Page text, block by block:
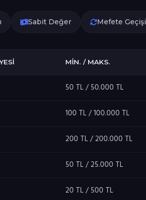
Sabit Değer Mefete Geçişi
MIN. / MAKS.
50 TL / 50.000 TL
100 TL / 100.000 TL
200 TL / 200.000 TL
50 TL / 25.000 TL
20 TL / 500 TL